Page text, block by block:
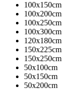
100x150cm
100x200cm
100x250cm
100x300cm
120x180cm
150x225cm
150x250cm
50x100cm
50x150cm
50x200cm